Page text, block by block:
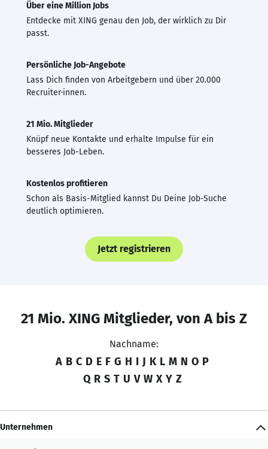
Über eine Million Jobs
Entdecke mit XING genau den Job, der wirklich zu Dir
passt.
Persönliche Job-Angebote
Lass Dich finden von Arbeitgebern und über 20.000
Recruiter·innen.
21 Mio. Mitglieder
Knüpf neue Kontakte und erhalte Impulse für ein
besseres Job-Leben.
Kostenlos profitieren
Schon als Basis-Mitglied kannst Du Deine Job-Suche
deutlich optimieren.
Jetzt registrieren
21 Mio. XING Mitglieder, von A bis Z
Nachname:
A B C D E F G H I J K L M N O P
Q R S T U V W X Y Z
Unternehmen